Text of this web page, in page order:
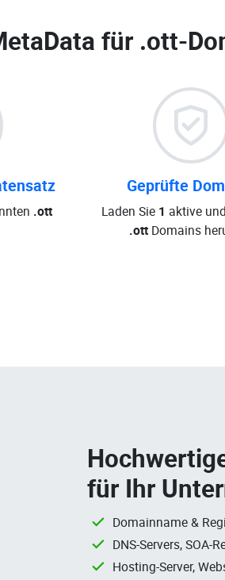
für .ott-
.ott
Geprüfte
Laden Sie 1 aktive
.ottDomains
für Ihr
Domainname &
DNS-Servers, SOA-
Hosting-Server,